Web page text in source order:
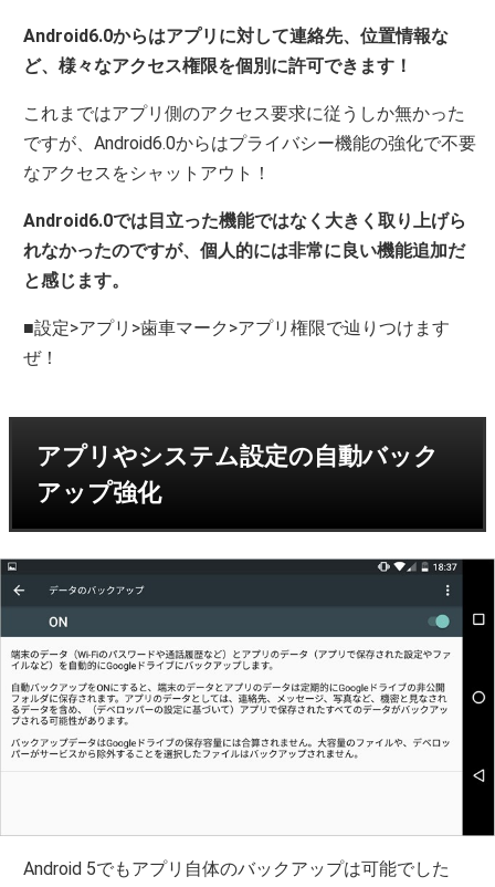
Android6.0からはアプリに対して連絡先、位置情報な
ど、様々なアクセス権限を個別に許可できます！
これまではアプリ側のアクセス要求に従うしか無かった
ですが、Android6.0からはプライバシー機能の強化で不要
なアクセスをシャットアウト！
Android6.0では目立った機能ではなく大きく取り上げら
れなかったのですが、個人的には非常に良い機能追加だ
と感じます。
■設定>アプリ>歯車マーク>アプリ権限で辿りつけます
ぜ！
アプリやシステム設定の自動バック
アップ強化
Android 5でもアプリ自体のバックアップは可能でした